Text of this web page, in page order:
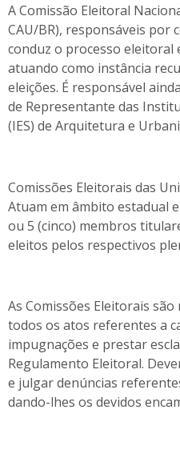
A Comissão Eleitoral
CAU/BR), responsáveis por
conduz o processo eleitoral
atuando como instância
eleições. É responsável
de Representante das
(IES) de Arquitetura e
Comissões Eleitorais das
Atuam em âmbito estadual
ou 5 (cinco) membros
eleitos pelos respectivos
As Comissões Eleitorais
todos os atos referentes a
impugnações e prestar
Regulamento Eleitoral.
e julgar denúncias
dando-lhes os devidos